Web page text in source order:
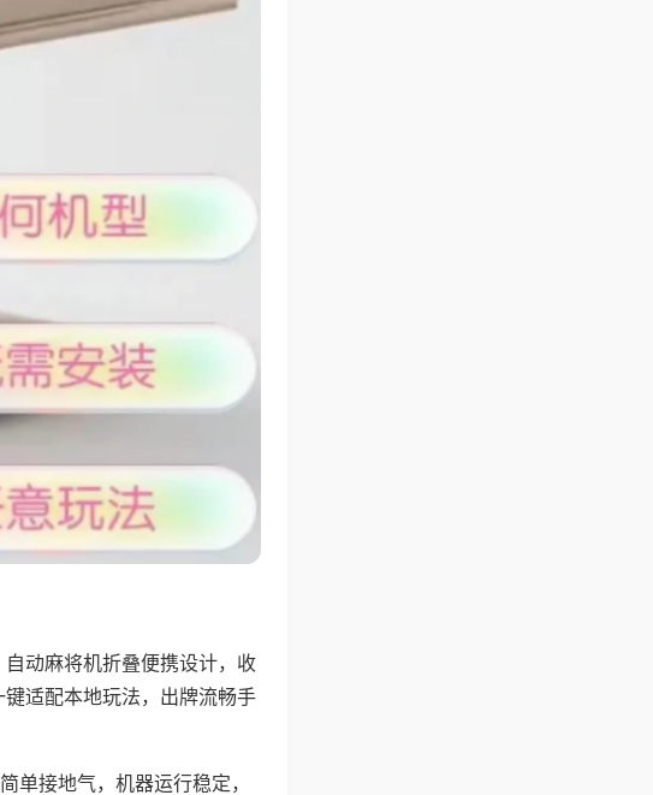
自动麻将机折叠便携设计，收
适配本地玩法，出牌流畅手
单接地气，机器运行稳定，